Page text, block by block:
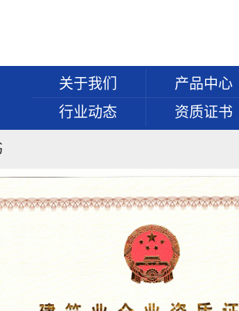
关于我们 产品中心
行业动态
资质证书